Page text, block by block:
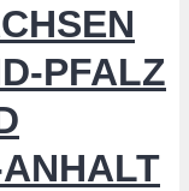
PFALZ